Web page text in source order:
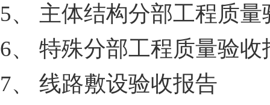
5、 主体结构分部工程质量
6、 特殊分部工程质量验收
7、 线路敷设验收报告